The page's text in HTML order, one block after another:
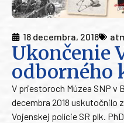
18 decembra, 2018
Ukončenie
odborného
V priestoroch Múzea SNP v
decembra 2018
Vojenskej polície SR plk.